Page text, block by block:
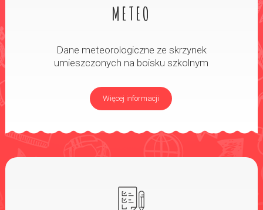
METEO
Dane meteorologiczne ze skrzynek
umieszczonych na boisku szkolnym
Więcej informacji